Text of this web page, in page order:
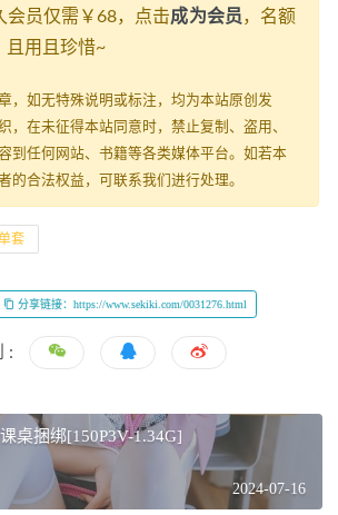
会员仅需￥68，点击成为会员，名额
且用且珍惜~
，如无特殊说明或标注，均为本站原创发
，在未征得本站同意时，禁止复制、盗用、
到任何网站、书籍等各类媒体平台。如若本
的合法权益，可联系我们进行处理。
套
分享链接：https://www.sekiki.com/0031276.html
:
桌捆绑[150P3V-1.34G]
2024-07-16